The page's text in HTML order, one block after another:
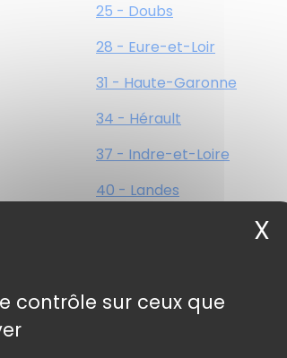
contrôle sur ceux que
X
25 - Doubs
28 - Eure-et-Loir
31 - Haute-Garonne
34 - Hérault
37 - Indre-et-Loire
40 - Landes
49 - Maine-et-Loire